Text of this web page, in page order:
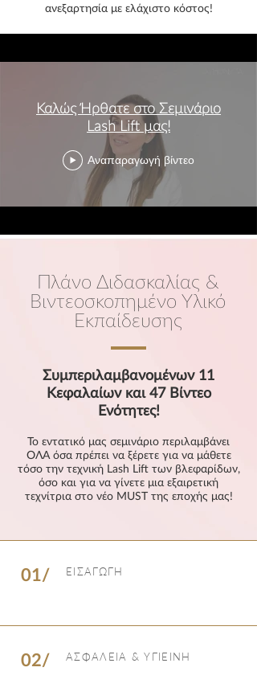
ανεξαρτησία με ελάχιστο κόστος!
Καλώς Ήρθατε στο Σεμινάριο
Lash Lift μας!
Αναπαραγωγή βίντεο
Πλάνο Διδασκαλίας &
Βιντεοσκοπημένο Υλικό
Εκπαίδευσης
Συμπεριλαμβανομένων 11
Κεφαλαίων και 47 Βίντεο
Ενότητες!
Το εντατικό μας σεμινάριο περιλαμβάνει
ΟΛΑ όσα πρέπει να ξέρετε για να μάθετε
τόσο την τεχνική Lash Lift των βλεφαρίδων,
όσο και για να γίνετε μια εξαιρετική
τεχνίτρια στο νέο MUST της εποχής μας!
01/ ΕΙΣΑΓΩΓΗ
02/ ΑΣΦΑΛΕΙΑ & ΥΓΙΕΙΝΗ